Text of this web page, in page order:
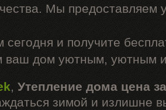
Мы предоставляем
сегодня и получите
ваш дом уютным, уютным
, Утепление дома цена за
зимой и излишне